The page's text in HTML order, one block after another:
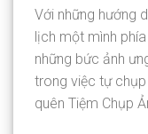
Với những hướng
lịch một mình
những bức ảnh
trong việc tự
quên Tiệm Chụp